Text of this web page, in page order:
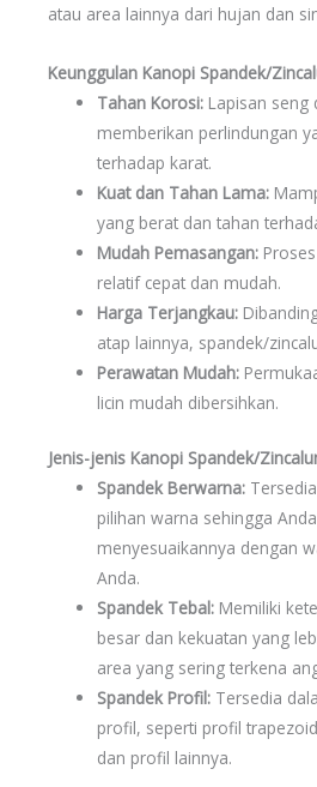
atau area lainnya dari hujan dan
Keunggulan Kanopi Spandek/
Tahan Korosi: Lapisan seng
memberikan perlindungan
terhadap karat.
Kuat dan Tahan Lama:
yang berat dan tahan
Mudah Pemasangan:
relatif cepat dan mudah.
Harga Terjangkau:
atap lainnya, spandek/
Perawatan Mudah:
licin mudah dibersihkan.
Jenis-jenis Kanopi Spandek/
Spandek Berwarna:
pilihan warna sehingga
menyesuaikannya dengan
Anda.
Spandek Tebal: Memiliki
besar dan kekuatan yang
area yang sering terkena
Spandek Profil: Tersedia
profil, seperti profil
dan profil lainnya.